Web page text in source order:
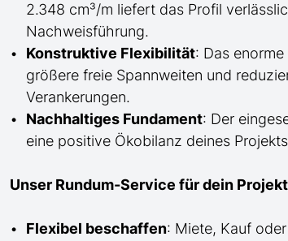
2.348 cm³/m liefert das Profil
Nachweisführung.
Konstruktive Flexibilität: Das
größere freie Spannweiten und
Verankerungen.
Nachhaltiges Fundament: Der
eine positive Ökobilanz deines
Unser Rundum-Service für dein Projekt
Flexibel beschaffen: Miete, Kauf